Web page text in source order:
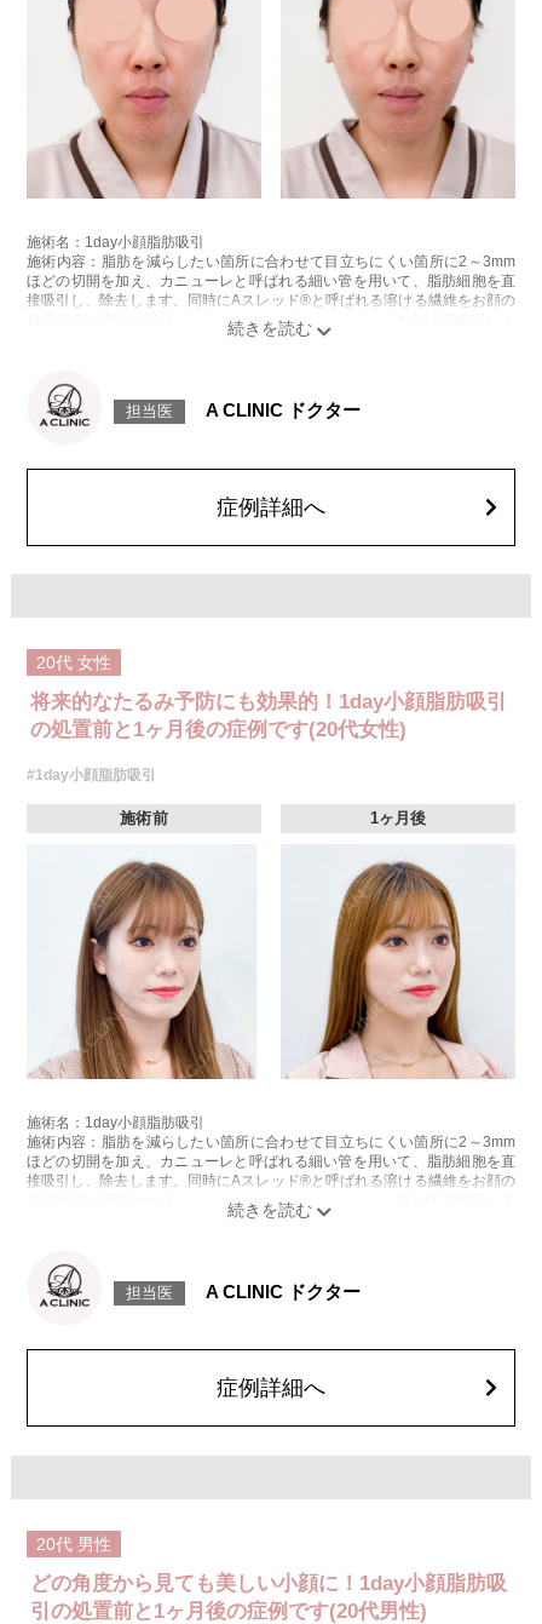
施術名：1day小顔脂肪吸引
施術内容：脂肪を減らしたい箇所に合わせて目立ちにくい箇所に2～3mm
ほどの切開を加え、カニューレと呼ばれる細い管を用いて、脂肪細胞を直
接吸引し、除去します。同時にAスレッド®と呼ばれる溶ける繊維をお顔の
目立たない部分から皮下へ挿入し、皮膚を内側から引き上げて固定しま
感などが術後一時的に生じることがございます。また、稀に貧血、細菌感
染症、左右差、施術箇所の知覚鈍麻、ぼこつき、硬結、瘢痕化、色素沈
顔の脂肪吸引箇所の追加 1ヶ所ごと+162,800円(税込)
オプション：笑気麻酔 3,300円(税込)
担当医 A CLINIC ドクター
症例詳細へ
20代 女性
将来的なたるみ予防にも効果的！1day小顔脂肪吸引
の処置前と1ヶ月後の症例です(20代女性)
#1day小顔脂肪吸引
施術前 1ヶ月後
施術名：1day小顔脂肪吸引
施術内容：脂肪を減らしたい箇所に合わせて目立ちにくい箇所に2～3mm
ほどの切開を加え、カニューレと呼ばれる細い管を用いて、脂肪細胞を直
接吸引し、除去します。同時にAスレッド®と呼ばれる溶ける繊維をお顔の
目立たない部分から皮下へ挿入し、皮膚を内側から引き上げて固定しま
感などが術後一時的に生じることがございます。また、稀に貧血、細菌感
染症、左右差、施術箇所の知覚鈍麻、ぼこつき、硬結、瘢痕化、色素沈
顔の脂肪吸引箇所の追加 1ヶ所ごと+162,800円(税込)
オプション：笑気麻酔 3,300円(税込)
担当医 A CLINIC ドクター
症例詳細へ
20代 男性
どの角度から見ても美しい小顔に！1day小顔脂肪吸
引の処置前と1ヶ月後の症例です(20代男性)